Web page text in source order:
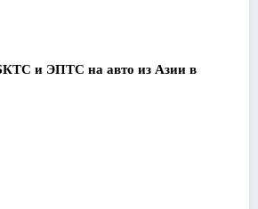
и ЭПТС на авто из Азии в